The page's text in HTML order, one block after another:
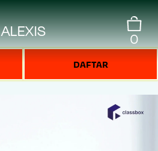
ALEXIS 0
DAFTAR